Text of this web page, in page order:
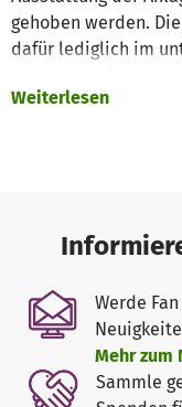
gehoben werden.
dafür lediglich im
Folge ein
lockte und für viele
Attraktivität der
Sporttreibender
mehr Mädchen und
entdecken.
Wir sehen den
um diese kleine
wichtiges und
Weiterlesen
Werde
Mehr zum
Sammle